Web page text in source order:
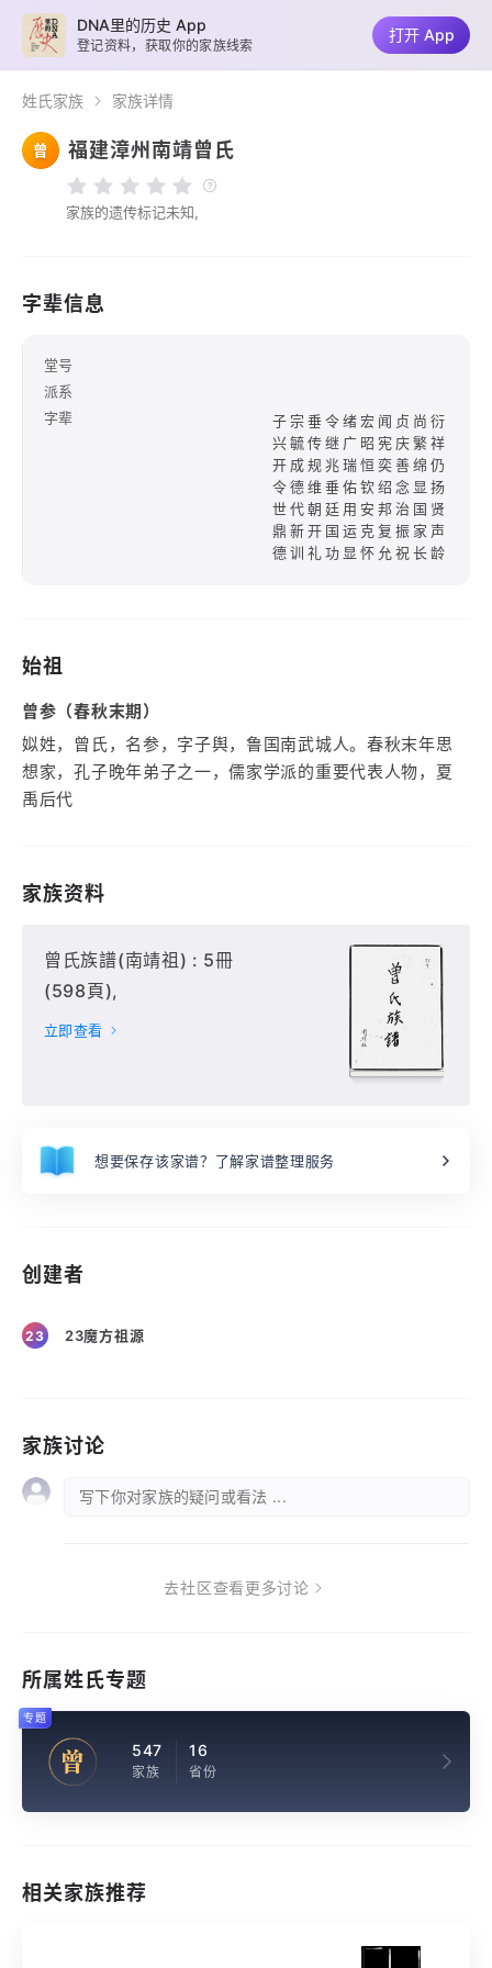
姓氏家族 家族详情
曾 福建漳州南靖曾氏
家族的遗传标记未知,
字辈信息
堂号
派系
字辈
子宗垂令绪宏闻贞尚衍
兴毓传继广昭宪庆繁祥
开成规兆瑞恒奕善绵仍
令德维垂佑钦绍念显扬
世代朝廷用安邦治国贤
鼎新开国运克复振家声
德训礼功显怀允祝长龄
始祖
曾参（春秋末期）
姒姓，曾氏，名参，字子舆，鲁国南武城人。春秋末年思
想家，孔子晚年弟子之一，儒家学派的重要代表人物，夏
禹后代
家族资料
曾氏族譜(南靖祖) : 5冊
(598頁),
立即查看
想要保存该家谱？了解家谱整理服务
创建者
23 23魔方祖源
家族讨论
写下你对家族的疑问或看法 ...
去社区查看更多讨论
所属姓氏专题
曾 547
家族
16
省份
专题
相关家族推荐
DNA里的历史 App
登记资料，获取你的家族线索
打开 App